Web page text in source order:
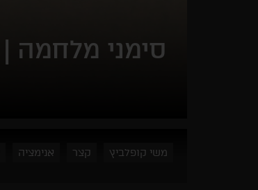
סימני מלחמה |
משי קופלביץ קצר אנימציה